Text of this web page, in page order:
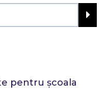
pentru școala